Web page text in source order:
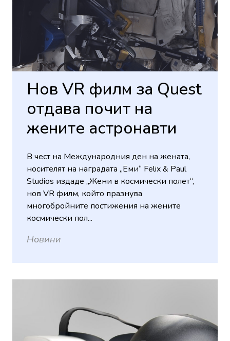
Нов VR филм за Quest
отдава почит на
жените астронавти
В чест на Международния ден на жената,
носителят на наградата „Еми“ Felix & Paul
Studios издаде „Жени в космически полет“,
нов VR филм, който празнува
многобройните постижения на жените
космически пол...
Новини